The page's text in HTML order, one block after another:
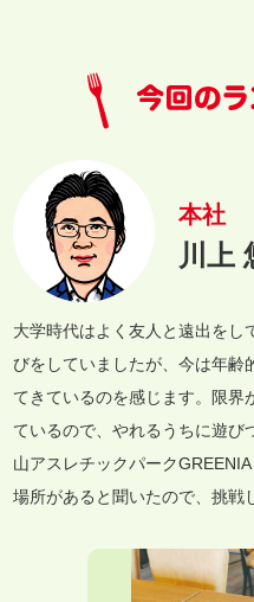
本社
川上
大学時代はよく友人と遠出をし
びをしていましたが、今は年齢
てきているのを感じます。限界
ているので、やれるうちに遊び
山アスレチックパーク
場所があると聞いたので、挑戦